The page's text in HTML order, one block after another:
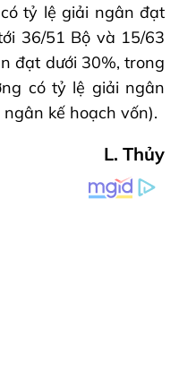
tỷ lệ giải ngân đạt
36/51 Bộ và 15/63
đạt dưới 30%, trong
có tỷ lệ giải ngân
kế hoạch vốn).
L. Thủy